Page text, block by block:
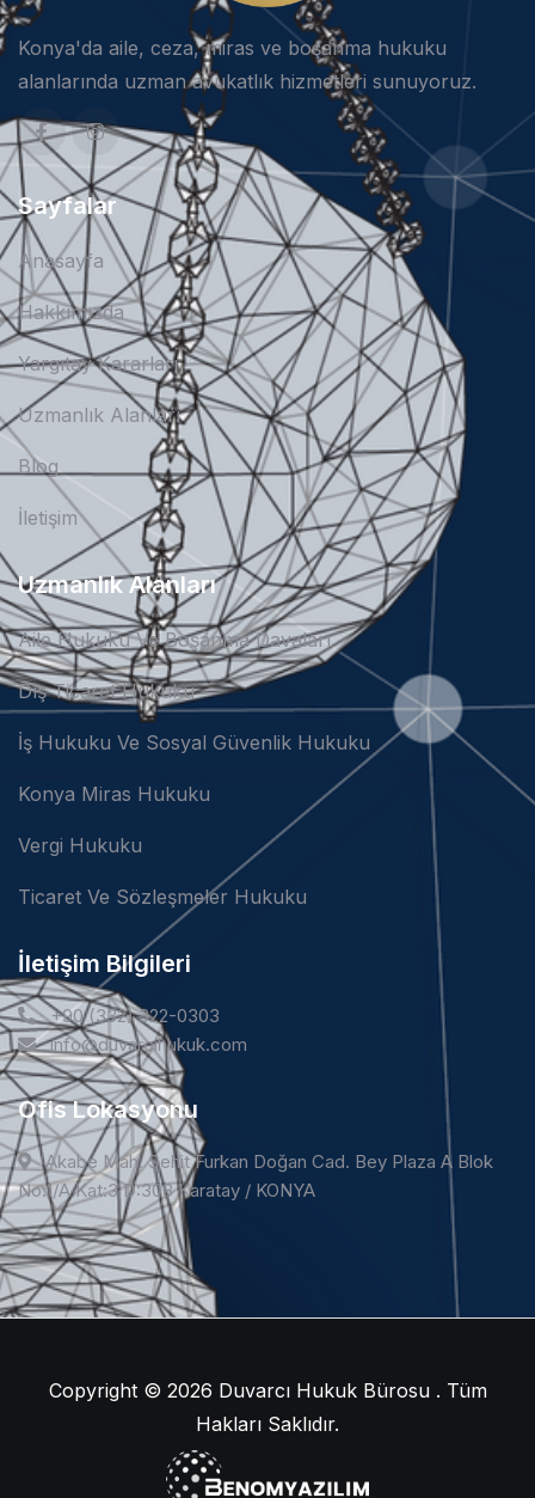
Konya'da aile, ceza, miras ve boşanma hukuku
alanlarında uzman avukatlık hizmetleri sunuyoruz.
Sayfalar
Anasayfa
Hakkımızda
Yargıtay Kararları
Uzmanlık Alanları
Blog
İletişim
Uzmanlık Alanları
Aile Hukuku Ve Boşanma Davaları
Dış Ticaret Hukuku
İş Hukuku Ve Sosyal Güvenlik Hukuku
Konya Miras Hukuku
Vergi Hukuku
Ticaret Ve Sözleşmeler Hukuku
İletişim Bilgileri
+90 (332) 322-0303
info@duvarcihukuk.com
Ofis Lokasyonu
Akabe Mah. Şehit Furkan Doğan Cad. Bey Plaza A Blok
No:1/A Kat:3 D:308 Karatay / KONYA
Copyright © 2026 Duvarcı Hukuk Bürosu . Tüm
Hakları Saklıdır.